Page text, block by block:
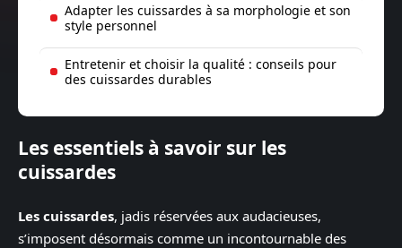
Adapter les cuissardes à sa morphologie et son
style personnel
Entretenir et choisir la qualité : conseils pour
des cuissardes durables
Les essentiels à savoir sur les
cuissardes
Les cuissardes, jadis réservées aux audacieuses,
s’imposent désormais comme un incontournable des